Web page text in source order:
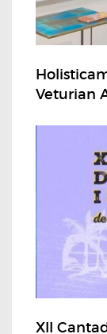
Veturian
XII